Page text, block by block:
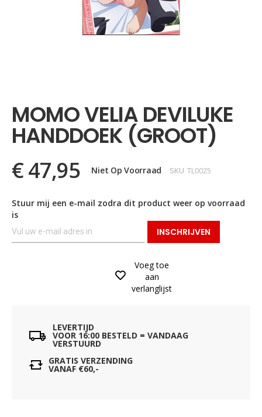
begin
van
de
afbeeldingen-
MOMO VELIA DEVILUKE
HANDDOEK (GROOT)
€ 47,95 Niet Op Voorraad SKU TL0025
Stuur mij een e-mail zodra dit product weer op voorraad
is
INSCHRIJVEN
Voeg toe
aan
verlanglijst
LEVERTIJD
VOOR 16:00 BESTELD = VANDAAG
VERSTUURD
GRATIS VERZENDING
VANAF €60,-